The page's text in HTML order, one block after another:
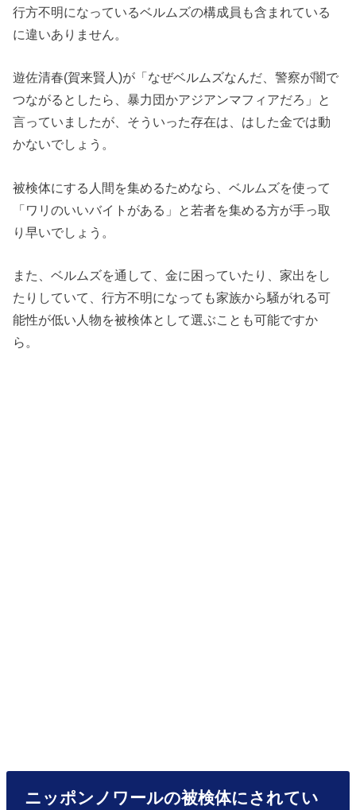
行方不明になっているベルムズの構成員も含まれている
に違いありません。
遊佐清春(賀来賢人)が「なぜベルムズなんだ、警察が闇で
つながるとしたら、暴力団かアジアンマフィアだろ」と
言っていましたが、そういった存在は、はした金では動
かないでしょう。
被検体にする人間を集めるためなら、ベルムズを使って
「ワリのいいバイトがある」と若者を集める方が手っ取
り早いでしょう。
また、ベルムズを通して、金に困っていたり、家出をし
たりしていて、行方不明になっても家族から騒がれる可
能性が低い人物を被検体として選ぶことも可能ですか
ら。
ニッポンノワールの被検体にされてい